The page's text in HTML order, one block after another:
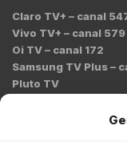
Claro TV+ – canal
Vivo TV+ – canal 579
Oi TV – canal 172
Samsung TV Plus –
Pluto TV